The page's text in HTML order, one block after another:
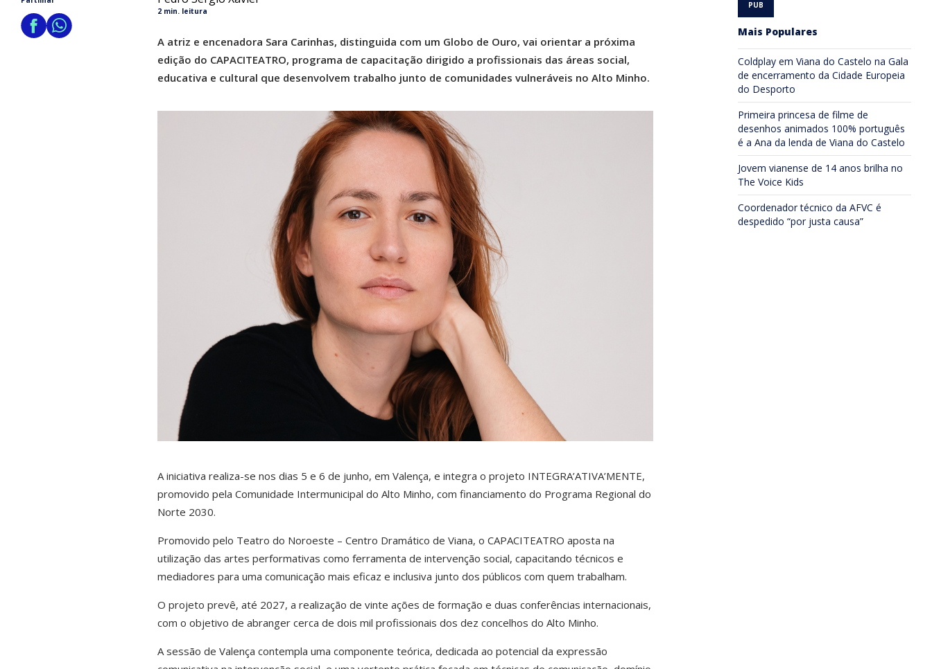
2 min. leitura
A atriz e encenadora Sara Carinhas, distinguida com um Globo de Ouro, vai orientar a próxima
edição do CAPACITEATRO, programa de capacitação dirigido a profissionais das áreas social,
educativa e cultural que desenvolvem trabalho junto de comunidades vulneráveis no Alto Minho.
A iniciativa realiza-se nos dias 5 e 6 de junho, em Valença, e integra o projeto INTEGRA’ATIVA’MENTE,
promovido pela Comunidade Intermunicipal do Alto Minho, com financiamento do Programa Regional do
Norte 2030.
Promovido pelo Teatro do Noroeste – Centro Dramático de Viana, o CAPACITEATRO aposta na
utilização das artes performativas como ferramenta de intervenção social, capacitando técnicos e
mediadores para uma comunicação mais eficaz e inclusiva junto dos públicos com quem trabalham.
O projeto prevê, até 2027, a realização de vinte ações de formação e duas conferências internacionais,
com o objetivo de abranger cerca de dois mil profissionais dos dez concelhos do Alto Minho.
A sessão de Valença contempla uma componente teórica, dedicada ao potencial da expressão
Mais Populares
Coldplay em Viana do Castelo na Gala
de encerramento da Cidade Europeia
do Desporto
Primeira princesa de filme de
desenhos animados 100% português
é a Ana da lenda de Viana do Castelo
Jovem vianense de 14 anos brilha no
The Voice Kids
Coordenador técnico da AFVC é
despedido “por justa causa”